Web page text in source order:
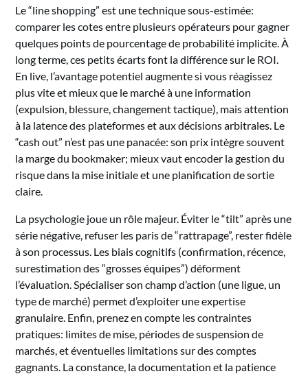
Le “line shopping” est une technique sous-estimée:
comparer les cotes entre plusieurs opérateurs pour gagner
quelques points de pourcentage de probabilité implicite. À
long terme, ces petits écarts font la différence sur le ROI.
En live, l’avantage potentiel augmente si vous réagissez
plus vite et mieux que le marché à une information
(expulsion, blessure, changement tactique), mais attention
à la latence des plateformes et aux décisions arbitrales. Le
“cash out” n’est pas une panacée: son prix intègre souvent
la marge du bookmaker; mieux vaut encoder la gestion du
risque dans la mise initiale et une planification de sortie
claire.
La psychologie joue un rôle majeur. Éviter le “tilt” après une
série négative, refuser les paris de “rattrapage”, rester fidèle
à son processus. Les biais cognitifs (confirmation, récence,
surestimation des “grosses équipes”) déforment
l’évaluation. Spécialiser son champ d’action (une ligue, un
type de marché) permet d’exploiter une expertise
granulaire. Enfin, prenez en compte les contraintes
pratiques: limites de mise, périodes de suspension de
marchés, et éventuelles limitations sur des comptes
gagnants. La constance, la documentation et la patience